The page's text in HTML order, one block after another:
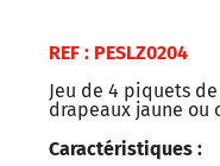
REF : PESLZ0204
Jeu de 4 piquets
drapeaux jaune ou
Caractéristiques :